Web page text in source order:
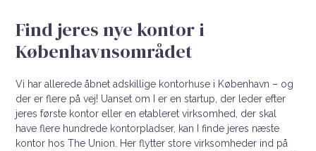
Find jeres nye kontor i
Københavnsområdet
Vi har allerede åbnet adskillige kontorhuse i København – og
der er flere på vej! Uanset om I er en startup, der leder efter
jeres første kontor eller en etableret virksomhed, der skal
have flere hundrede kontorpladser, kan I finde jeres næste
kontor hos The Union. Her flytter store virksomheder ind på